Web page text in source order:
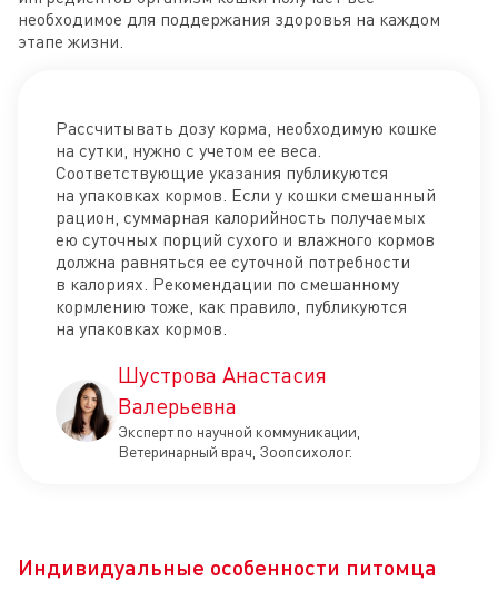
необходимое для поддержания здоровья на каждом
этапе жизни.
Рассчитывать дозу корма, необходимую кошке
на сутки, нужно с учетом ее веса.
Соответствующие указания публикуются
на упаковках кормов. Если у кошки смешанный
рацион, суммарная калорийность получаемых
ею суточных порций сухого и влажного кормов
должна равняться ее суточной потребности
в калориях. Рекомендации по смешанному
кормлению тоже, как правило, публикуются
на упаковках кормов.
Шустрова Анастасия
Валерьевна
Эксперт по научной коммуникации,
Ветеринарный врач, Зоопсихолог.
Индивидуальные особенности питомца